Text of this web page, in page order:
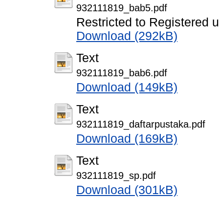
932111819_bab5.pdf
Restricted to Registered
Download (292kB)
Text
932111819_bab6.pdf
Download (149kB)
Text
932111819_daftarpustaka.pdf
Download (169kB)
Text
932111819_sp.pdf
Download (301kB)